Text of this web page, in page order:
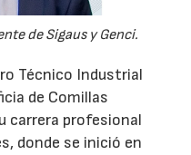
de Sigaus y Genci.
Técnico Industrial
de Comillas
carrera profesional
donde se inició en